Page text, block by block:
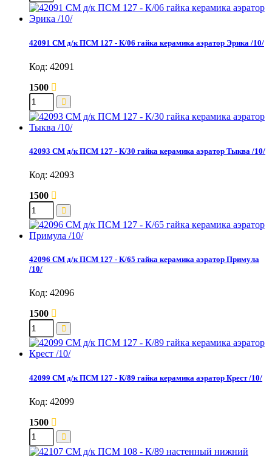
42091 СМ д/к ПСМ 127 - К/06 гайка керамика аэратор Эрика /10/
Код: 42091
1500
42093 СМ д/к ПСМ 127 - К/30 гайка керамика аэратор Тыква /10/
Код: 42093
1500
42096 СМ д/к ПСМ 127 - К/65 гайка керамика аэратор Примула
/10/
Код: 42096
1500
42099 СМ д/к ПСМ 127 - К/89 гайка керамика аэратор Крест /10/
Код: 42099
1500